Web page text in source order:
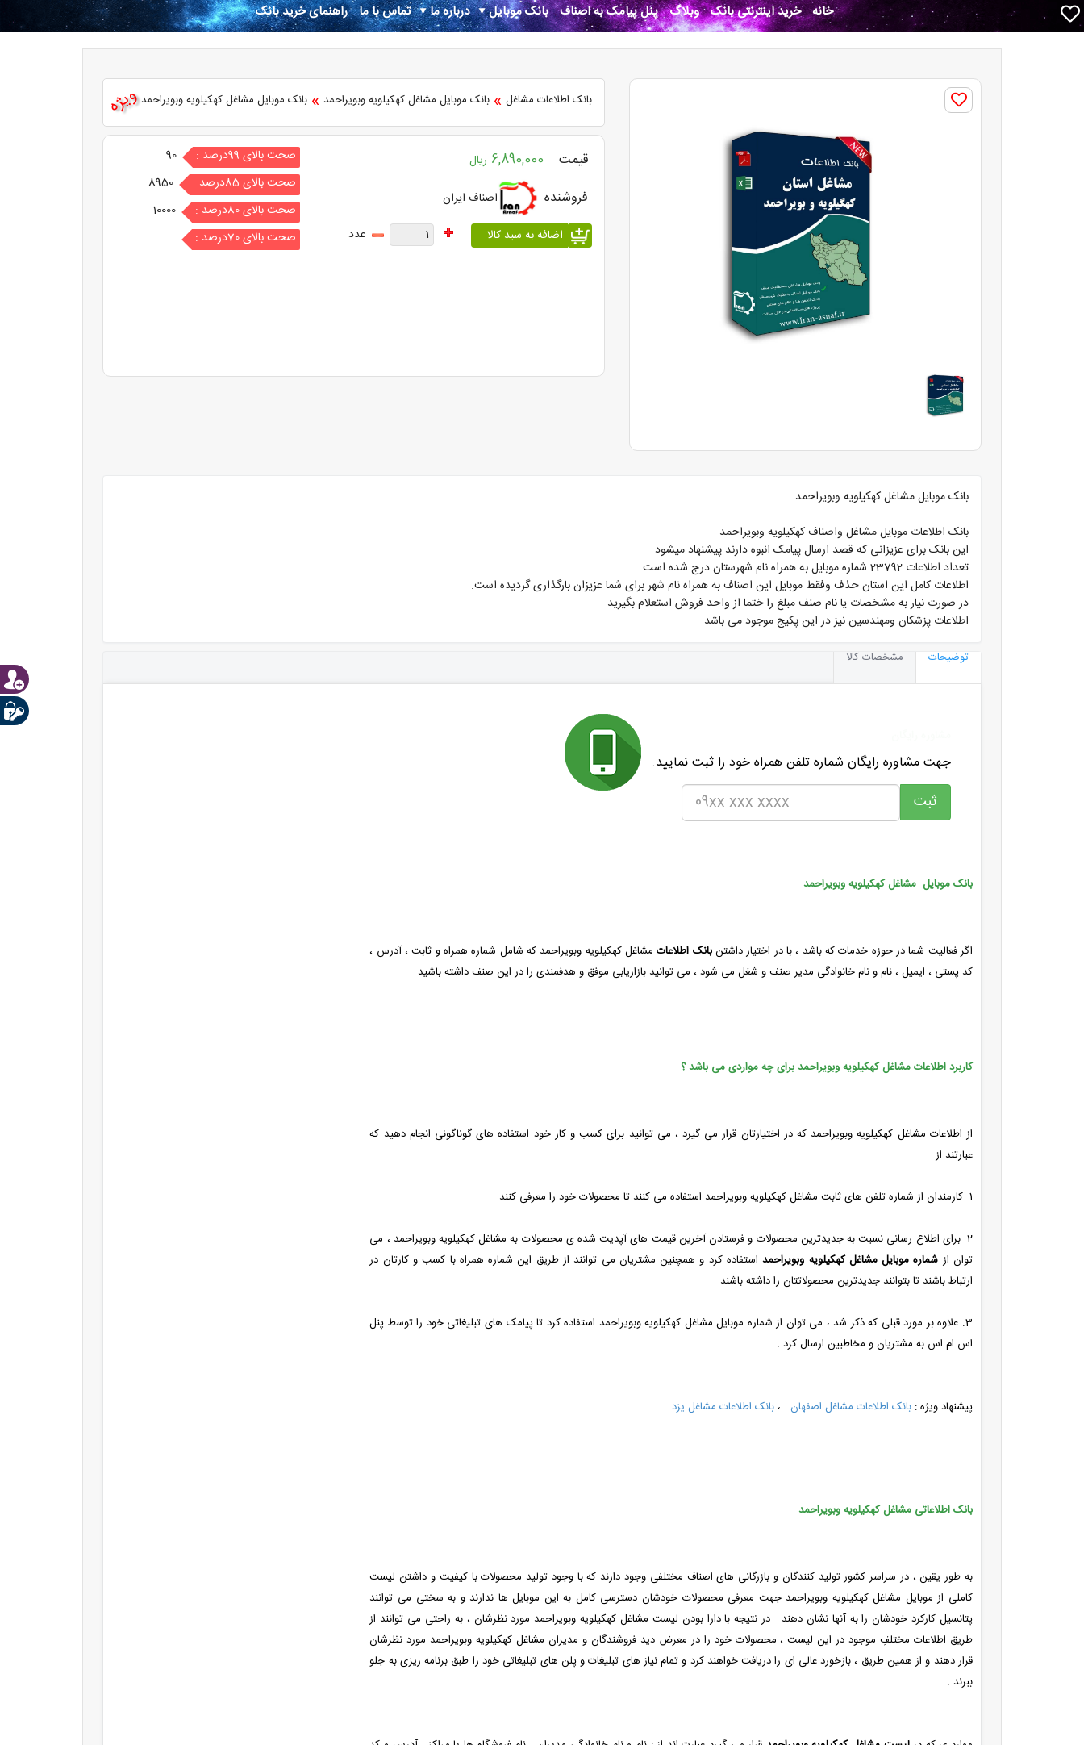
خانه خرید اینترنتی بانک وبلاگ پنل پیامک به اصناف بانک موبایل درباره ما تماس با ما راهنمای خرید بانک
ویژه بانک اطلاعات مشاغل » بانک موبایل مشاغل کهکیلویه وبویراحمد » بانک موبایل مشاغل کهکیلویه وبویراحمد
قیمت 6,890,000 ریال
فروشنده
اصناف ایران
عدد
صحت بالای 99درصد :
90
صحت بالای 85درصد :
8950
صحت بالای 80درصد :
10000
صحت بالای 70درصد :
بانک موبایل مشاغل کهکیلویه وبویراحمد
بانک اطلاعات موبایل مشاغل واصناف کهکیلویه وبویراحمد
این بانک برای عزیزانی که قصد ارسال پیامک انبوه دارند پیشنهاد میشود.
تعداد اطلاعات 23792 شماره موبایل به همراه نام شهرستان درج شده است
اطلاعات کامل این استان حذف وفقط موبایل این اصناف به همراه نام شهر برای شما عزیزان بارگذاری گردیده است.
در صورت نیار به مشخصات یا نام صنف مبلغ را ختما از واحد فروش استعلام بگیرید
اطلاعات پزشکان ومهندسین نیز در این پکیج موجود می باشد.
توضیحات مشخصات کالا
جهت مشاوره رایگان شماره تلفن همراه خود را ثبت نمایید.
بانک موبایل مشاغل کهکیلویه وبویراحمد
اگر فعالیت شما در حوزه خدمات که باشد ، با در اختیار داشتنبانک اطلاعات مشاغل کهکیلویه وبویراحمد که شامل شماره همراه و ثابت ، آدرس ،
کد پستی ، ایمیل ، نام و نام خانوادگی مدیر صنف و شغل می شود ، می توانید بازاریابی موفق و هدفمندی را در این صنف داشته باشید .
کاربرد اطلاعات مشاغل کهکیلویه وبویراحمد برای چه مواردی می باشد ؟
از اطلاعات مشاغل کهکیلویه وبویراحمد که در اختیارتان قرار می گیرد ، می توانید برای کسب و کار خود استفاده های گوناگونی انجام دهید که
عبارتند از :
1. کارمندان از شماره تلفن های ثابت مشاغل کهکیلویه وبویراحمد استفاده می کنند تا محصولات خود را معرفی کنند .
2. برای اطلاع رسانی نسبت به جدیدترین محصولات و فرستادن آخرین قیمت های آپدیت شده ی محصولات به مشاغل کهکیلویه وبویراحمد ، می
توان از شماره موبایل مشاغل کهکیلویه وبویراحمد استفاده کرد و همچنین مشتریان می توانند از طریق این شماره همراه با کسب و کارتان در
ارتباط باشند تا بتوانند جدیدترین محصولاتتان را داشته باشند .
3. علاوه بر مورد قبلی که ذکر شد ، می توان از شماره موبایل مشاغل کهکیلویه وبویراحمد استفاده کرد تا پیامک های تبلیغاتی خود را توسط پنل
اس ام اس به مشتریان و مخاطبین ارسال کرد .
پیشنهاد ویژه : بانک اطلاعات مشاغل اصفهان ، بانک اطلاعات مشاغل یزد
بانک اطلاعاتی مشاغل کهکیلویه وبویراحمد
به طور یقین ، در سراسر کشور تولید کنندگان و بازرگانی های اصناف مختلفی وجود دارند که با وجود تولید محصولات با کیفیت و داشتن لیست
کاملی از موبایل مشاغل کهکیلویه وبویراحمد جهت معرفی محصولات خودشان دسترسی کامل به این موبایل ها ندارند و به سختی می توانند
پتانسیل کارکرد خودشان را به آنها نشان دهند . در نتیجه با دارا بودن لیست مشاغل کهکیلویه وبویراحمد مورد نظرشان ، به راحتی می توانند از
طریق اطلاعات مختلفِ موجود در این لیست ، محصولات خود را در معرض دید فروشندگان و مدیران مشاغل کهکیلویه وبویراحمد مورد نظرشان
قرار دهند و از همین طریق ، بازخورد عالی ای را دریافت خواهند کرد و تمام نیاز های تبلیغات و پلن های تبلیغاتی خود را طبق برنامه ریزی به جلو
ببرند .